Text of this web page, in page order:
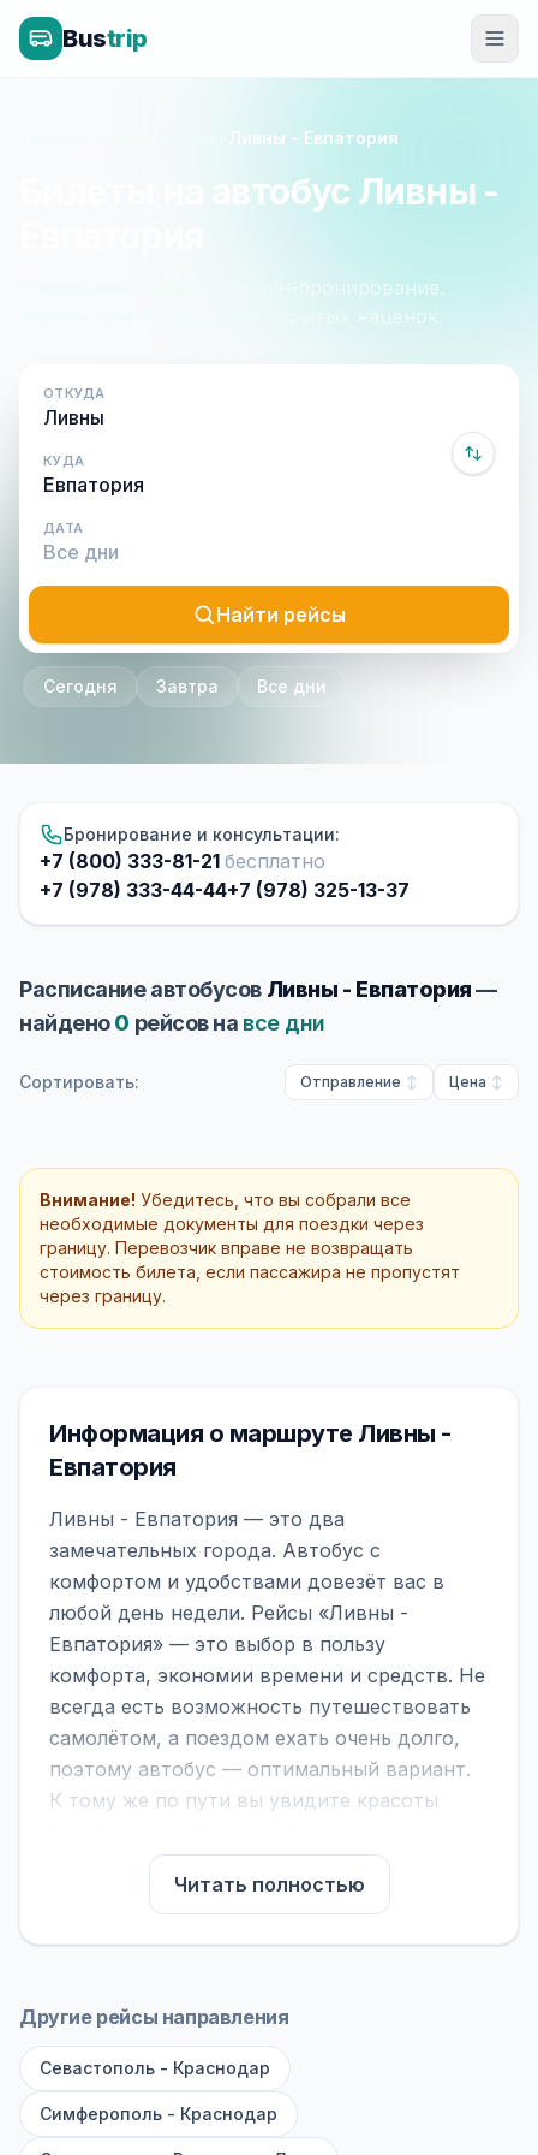
Bustrip
Ливны - Евпатория
Билеты на автобус Ливны -
Расписание, цены и онлайн-бронирование.
Оплата при посадке, без скрытых наценок.
ОТКУДА
КУДА
ДАТА
Найти рейсы
Сегодня Завтра Все дни
Бронирование и консультации:
+7 (800) 333-81-21 бесплатно
+7 (978) 333-44-44+7 (978) 325-13-37
Расписание автобусов Ливны - Евпатория—
найдено0 рейсов на все дни
Сортировать: Отправление Цена
Внимание! Убедитесь, что вы собрали все
необходимые документы для поездки через
границу. Перевозчик вправе не возвращать
стоимость билета, если пассажира не пропустят
через границу.
Информация о маршруте Ливны -
Евпатория
Ливны - Евпатория — это два
замечательных города. Автобус с
комфортом и удобствами довезёт вас в
любой день недели. Рейсы «Ливны -
Евпатория» — это выбор в пользу
комфорта, экономии времени и средств. Не
всегда есть возможность путешествовать
самолётом, а поездом ехать очень долго,
поэтому автобус — оптимальный вариант.
К тому же по пути вы увидите красоты
На нашем сайте вы можете найти
расписание автобусов Ливны - Евпатория,
сравнить рейсы и выбрать подходящий.
на микроавтобусы (8–18 мест). Если важен
(от 40 мест): у них лучше подвеска и
дорога ощущается меньше.
Читать полностью
Другие рейсы направления
Севастополь - Краснодар
Симферополь - Краснодар